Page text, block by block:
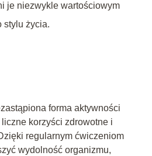
je niezwykle wartościowym
stylu życia.
forma aktywności
korzyści zdrowotne i
regularnym ćwiczeniom
wydolność organizmu,